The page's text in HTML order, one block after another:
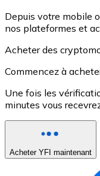
Depuis votre mobile
nos plateformes et
Acheter des
Commencez à
Une fois les
minutes vous
Acheter YFI maintenant